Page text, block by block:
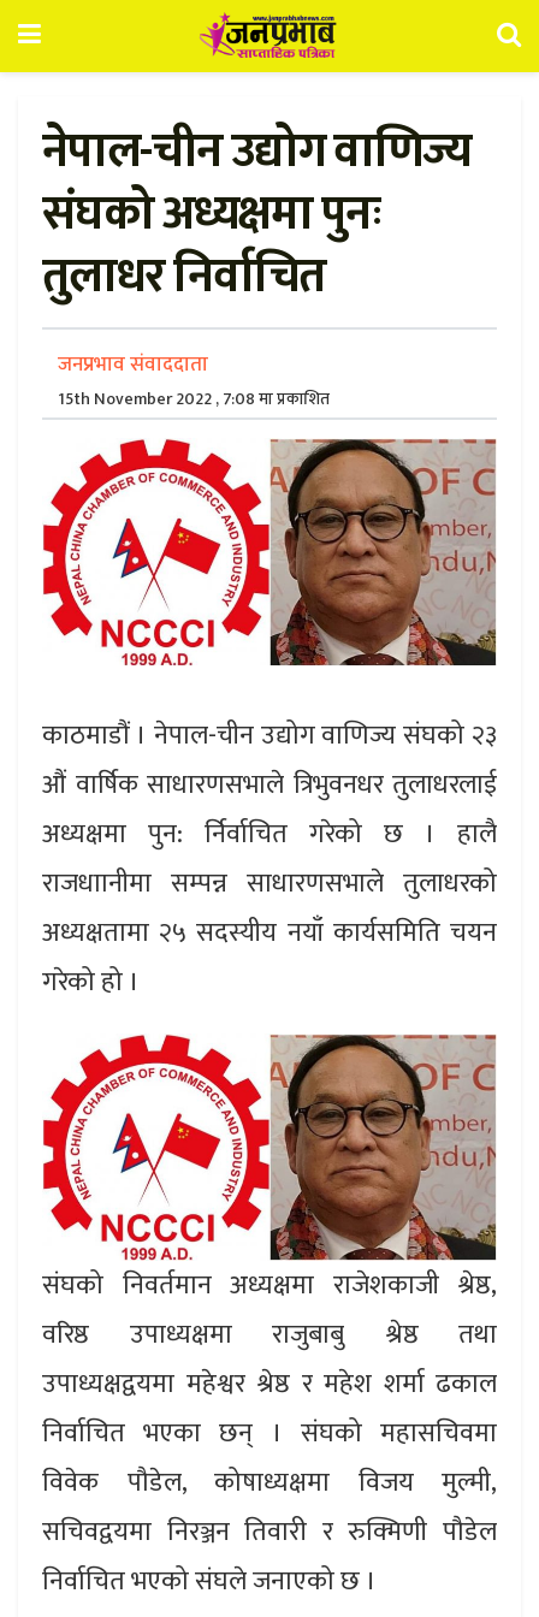
नेपाल-चीन उद्योग वाणिज्य
संघको अध्यक्षमा पुनः
तुलाधर निर्वाचित
जनप्रभाव संवाददाता
15th November 2022 , 7:08 मा प्रकाशित
काठमाडौं । नेपाल-चीन उद्योग वाणिज्य संघको २३
औं वार्षिक साधारणसभाले त्रिभुवनधर तुलाधरलाई
अध्यक्षमा पुन: र्निर्वाचित गरेको छ । हालै
राजधाानीमा सम्पन्न साधारणसभाले तुलाधरको
अध्यक्षतामा २५ सदस्यीय नयाँ कार्यसमिति चयन
गरेको हो ।
संघको निवर्तमान अध्यक्षमा राजेशकाजी श्रेष्ठ,
वरिष्ठ उपाध्यक्षमा राजुबाबु श्रेष्ठ तथा
उपाध्यक्षद्वयमा महेश्वर श्रेष्ठ र महेश शर्मा ढकाल
निर्वाचित भएका छन् । संघको महासचिवमा
विवेक पौडेल, कोषाध्यक्षमा विजय मुल्मी,
सचिवद्वयमा निरञ्जन तिवारी र रुक्मिणी पौडेल
निर्वाचित भएको संघले जनाएको छ ।